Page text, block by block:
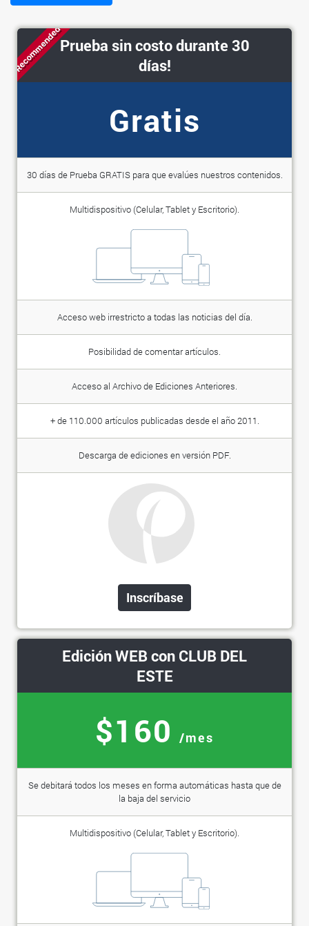
RecommendedPrueba sin costo durante 30
días!
Gratis
30 días de Prueba GRATIS para que evalúes nuestros contenidos.
Multidispositivo (Celular, Tablet y Escritorio).
Acceso web irrestricto a todas las noticias del día.
Posibilidad de comentar artículos.
Acceso al Archivo de Ediciones Anteriores.
+ de 110.000 artículos publicadas desde el año 2011.
Descarga de ediciones en versión PDF.
Inscríbase
Edición WEB con CLUB DEL
ESTE
$160 /mes
Se debitará todos los meses en forma automáticas hasta que de
la baja del servicio
Multidispositivo (Celular, Tablet y Escritorio).